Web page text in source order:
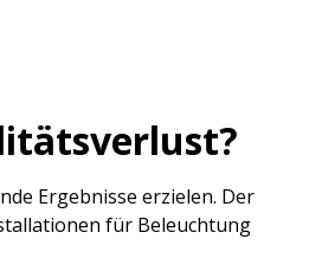
Ergebnisse erzielen. Der
für Beleuchtung